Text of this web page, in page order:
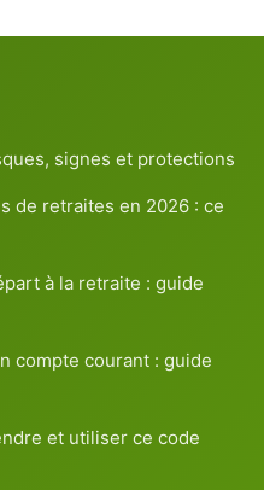
signes et protections
de retraites en 2026 : ce
à la retraite : guide
compte courant : guide
et utiliser ce code